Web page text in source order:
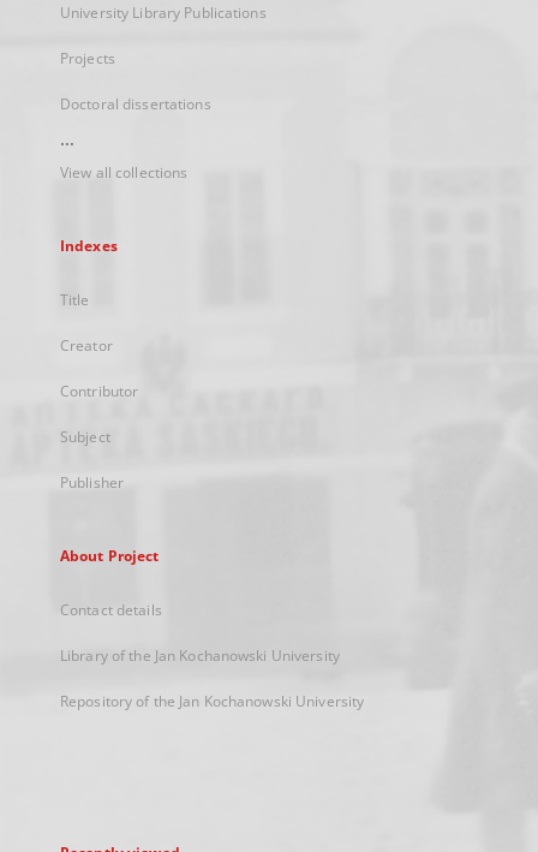
University Library Publications
Projects
Doctoral dissertations
...
View all collections
Indexes
Title
Creator
Contributor
Subject
Publisher
About Project
Contact details
Library of the Jan Kochanowski University
Repository of the Jan Kochanowski University